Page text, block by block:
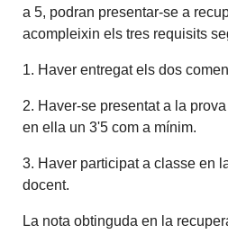
a 5, podran presentar-se a
acompleixin els tres requisits
1. Haver entregat els dos
2. Haver-se presentat a la
en ella un 3'5 com a mínim.
3. Haver participat a classe en
docent.
La nota obtinguda en la